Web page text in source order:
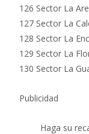
126 Sector La
127 Sector La
128 Sector La
129 Sector La
130 Sector La
Publicidad
Haga su